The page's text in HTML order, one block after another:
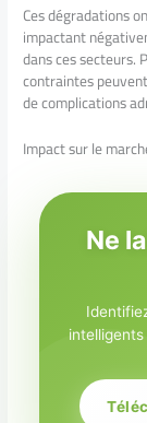
Ces dégradations
impactant
dans ces secteurs.
contraintes
de complications
Impact sur le
Ne